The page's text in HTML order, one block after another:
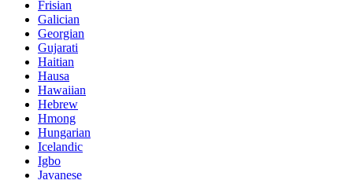
Frisian
Galician
Georgian
Gujarati
Haitian
Hausa
Hawaiian
Hebrew
Hmong
Hungarian
Icelandic
Igbo
Javanese